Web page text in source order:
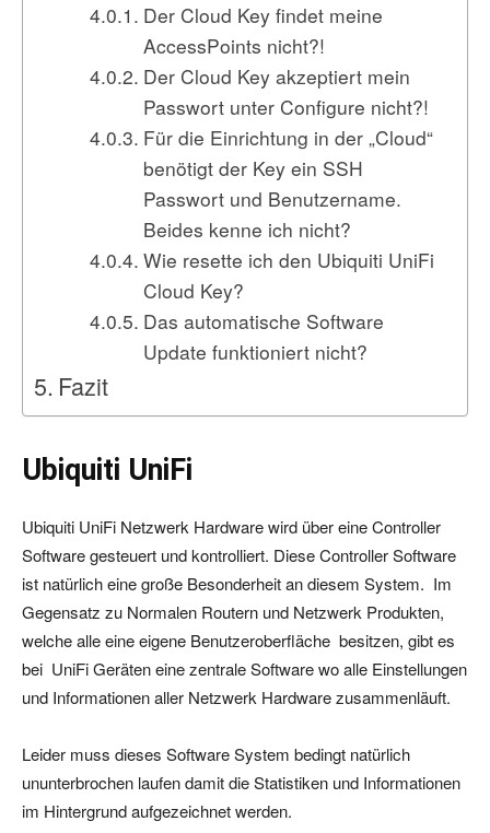
Der Cloud Key findet meine
AccessPoints nicht?!
Der Cloud Key akzeptiert mein
Passwort unter Configure nicht?!
Für die Einrichtung in der „Cloud“
benötigt der Key ein SSH
Passwort und Benutzername.
Beides kenne ich nicht?
Wie resette ich den Ubiquiti UniFi
Cloud Key?
Das automatische Software
Update funktioniert nicht?
Fazit
Ubiquiti UniFi
Ubiquiti UniFi Netzwerk Hardware wird über eine Controller
Software gesteuert und kontrolliert. Diese Controller Software
ist natürlich eine große Besonderheit an diesem System. Im
Gegensatz zu Normalen Routern und Netzwerk Produkten,
welche alle eine eigene Benutzeroberfläche besitzen, gibt es
bei UniFi Geräten eine zentrale Software wo alle Einstellungen
und Informationen aller Netzwerk Hardware zusammenläuft.
Leider muss dieses Software System bedingt natürlich
ununterbrochen laufen damit die Statistiken und Informationen
im Hintergrund aufgezeichnet werden.